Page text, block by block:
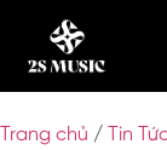
Trang chủ / Tin Tức